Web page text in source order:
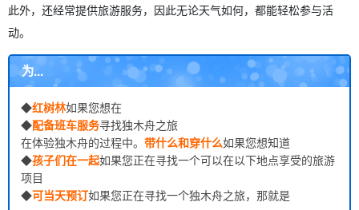
此外，还经常提供旅游服务，因此无论天气如何，都能轻松参与活
动。
为...
◆红树林如果您想在
◆配备班车服务寻找独木舟之旅
在体验独木舟的过程中。 带什么和穿什么如果您想知道
◆孩子们在一起如果您正在寻找一个可以在以下地点享受的旅游
项目
◆可当天预订如果您正在寻找一个独木舟之旅，那就是